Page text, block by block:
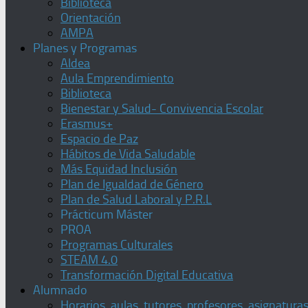
Orientación
AMPA
Planes y Programas
Aldea
Aula Emprendimiento
Biblioteca
Bienestar y Salud- Convivencia Escolar
Erasmus+
Espacio de Paz
Hábitos de Vida Saludable
Más Equidad Inclusión
Plan de Igualdad de Género
Plan de Salud Laboral y P.R.L
Prácticum Máster
PROA
Programas Culturales
STEAM 4.0
Transformación Digital Educativa
Alumnado